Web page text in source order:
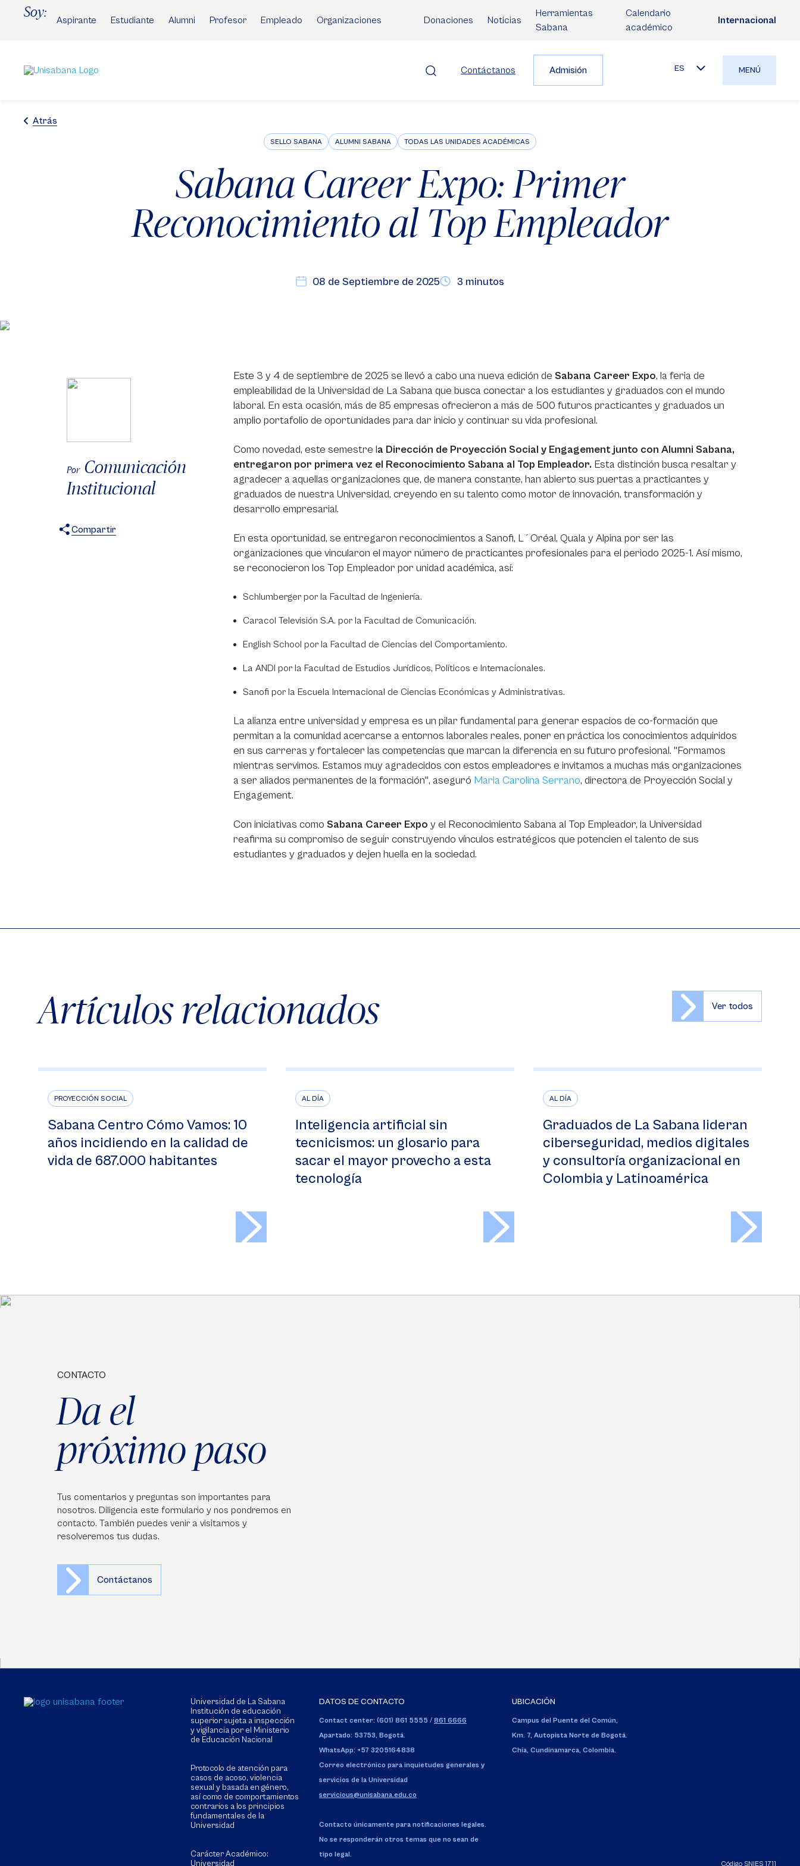
Soy:
Aspirante Estudiante Alumni Profesor Empleado Organizaciones Donaciones Noticias
Herramientas
Sabana
Calendario
académico
Internacional
Contáctanos Admisión ES MENÚ
Atrás
SELLO SABANA ALUMNI SABANA TODAS LAS UNIDADES ACADÉMICAS
Sabana Career Expo: Primer
Reconocimiento al Top Empleador
08 de Septiembre de 2025 3 minutos
Por Comunicación
Institucional
Compartir
Este 3 y 4 de septiembre de 2025 se llevó a cabo una nueva edición de Sabana Career Expo, la feria de
empleabilidad de la Universidad de La Sabana que busca conectar a los estudiantes y graduados con el mundo
laboral. En esta ocasión, más de 85 empresas ofrecieron a más de 500 futuros practicantes y graduados un
amplio portafolio de oportunidades para dar inicio y continuar su vida profesional.
Como novedad, este semestre la Dirección de Proyección Social y Engagement junto con Alumni Sabana,
entregaron por primera vez el Reconocimiento Sabana al Top Empleador. Esta distinción busca resaltar y
agradecer a aquellas organizaciones que, de manera constante, han abierto sus puertas a practicantes y
graduados de nuestra Universidad, creyendo en su talento como motor de innovación, transformación y
desarrollo empresarial.
En esta oportunidad, se entregaron reconocimientos a Sanofi, L´Oréal, Quala y Alpina por ser las
organizaciones que vincularon el mayor número de practicantes profesionales para el periodo 2025-1. Así mismo,
se reconocieron los Top Empleador por unidad académica, así:
Schlumberger por la Facultad de Ingeniería.
Caracol Televisión S.A. por la Facultad de Comunicación.
English School por la Facultad de Ciencias del Comportamiento.
La ANDI por la Facultad de Estudios Jurídicos, Políticos e Internacionales.
Sanofi por la Escuela Internacional de Ciencias Económicas y Administrativas.
La alianza entre universidad y empresa es un pilar fundamental para generar espacios de co-formación que
permitan a la comunidad acercarse a entornos laborales reales, poner en práctica los conocimientos adquiridos
en sus carreras y fortalecer las competencias que marcan la diferencia en su futuro profesional. "Formamos
mientras servimos. Estamos muy agradecidos con estos empleadores e invitamos a muchas más organizaciones
a ser aliados permanentes de la formación", aseguró Maria Carolina Serrano, directora de Proyección Social y
Engagement.
Con iniciativas como Sabana Career Expo y el Reconocimiento Sabana al Top Empleador, la Universidad
reafirma su compromiso de seguir construyendo vínculos estratégicos que potencien el talento de sus
estudiantes y graduados y dejen huella en la sociedad.
Artículos relacionados Ver todos
PROYECCIÓN SOCIAL
Sabana Centro Cómo Vamos: 10
años incidiendo en la calidad de
vida de 687.000 habitantes
AL DÍA
Inteligencia artificial sin
tecnicismos: un glosario para
sacar el mayor provecho a esta
tecnología
AL DÍA
Graduados de La Sabana lideran
ciberseguridad, medios digitales
y consultoría organizacional en
Colombia y Latinoamérica
CONTACTO
Da el
próximo paso
Tus comentarios y preguntas son importantes para
nosotros. Diligencia este formulario y nos pondremos en
contacto. También puedes venir a visitarnos y
resolveremos tus dudas.
Contáctanos
Universidad de La Sabana
Institución de educación
superior sujeta a inspección
y vigilancia por el Ministerio
de Educación Nacional
Protocolo de atención para
casos de acoso, violencia
sexual y basada en género,
así como de comportamientos
contrarios a los principios
fundamentales de la
Universidad
Carácter Académico:
Universidad
DATOS DE CONTACTO
Contact center: (601) 861 5555 / 861 6666
Apartado: 53753, Bogotá.
WhatsApp: +57 3205164838
Correo electrónico para inquietudes generales y
servicios de la Universidad
servicious@unisabana.edu.co
Contacto únicamente para notificaciones legales.
No se responderán otros temas que no sean de
tipo legal.
UBICACIÓN
Campus del Puente del Común,
Km. 7, Autopista Norte de Bogotá.
Chía, Cundinamarca, Colombia.
Código SNIES 1711